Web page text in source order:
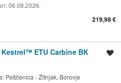
06.08.2026.
219,98 €
ETU Carbine BK
Peščenica - Žitnjak, Borovje